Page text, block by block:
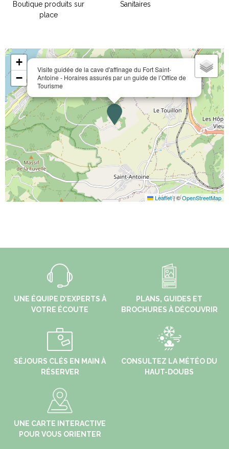
Boutique produits sur
place
Sanitaires
Visite guidée de la cave d'affinage du Fort Saint-
Antoine - Horaires assurés par un guide de l’Office de
Tourisme
+
−
Leaflet|©OpenStreetMap
UNE ÉQUIPE D'EXPERTS À
VOTRE ÉCOUTE
PLANS, GUIDES ET
BROCHURES À DÉCOUVRIR
SÉJOURS CLÉS EN MAIN À
RÉSERVER
CONSULTEZ LA MÉTÉO DU
HAUT-DOUBS
UNE CARTE INTERACTIVE
POUR VOUS ORIENTER